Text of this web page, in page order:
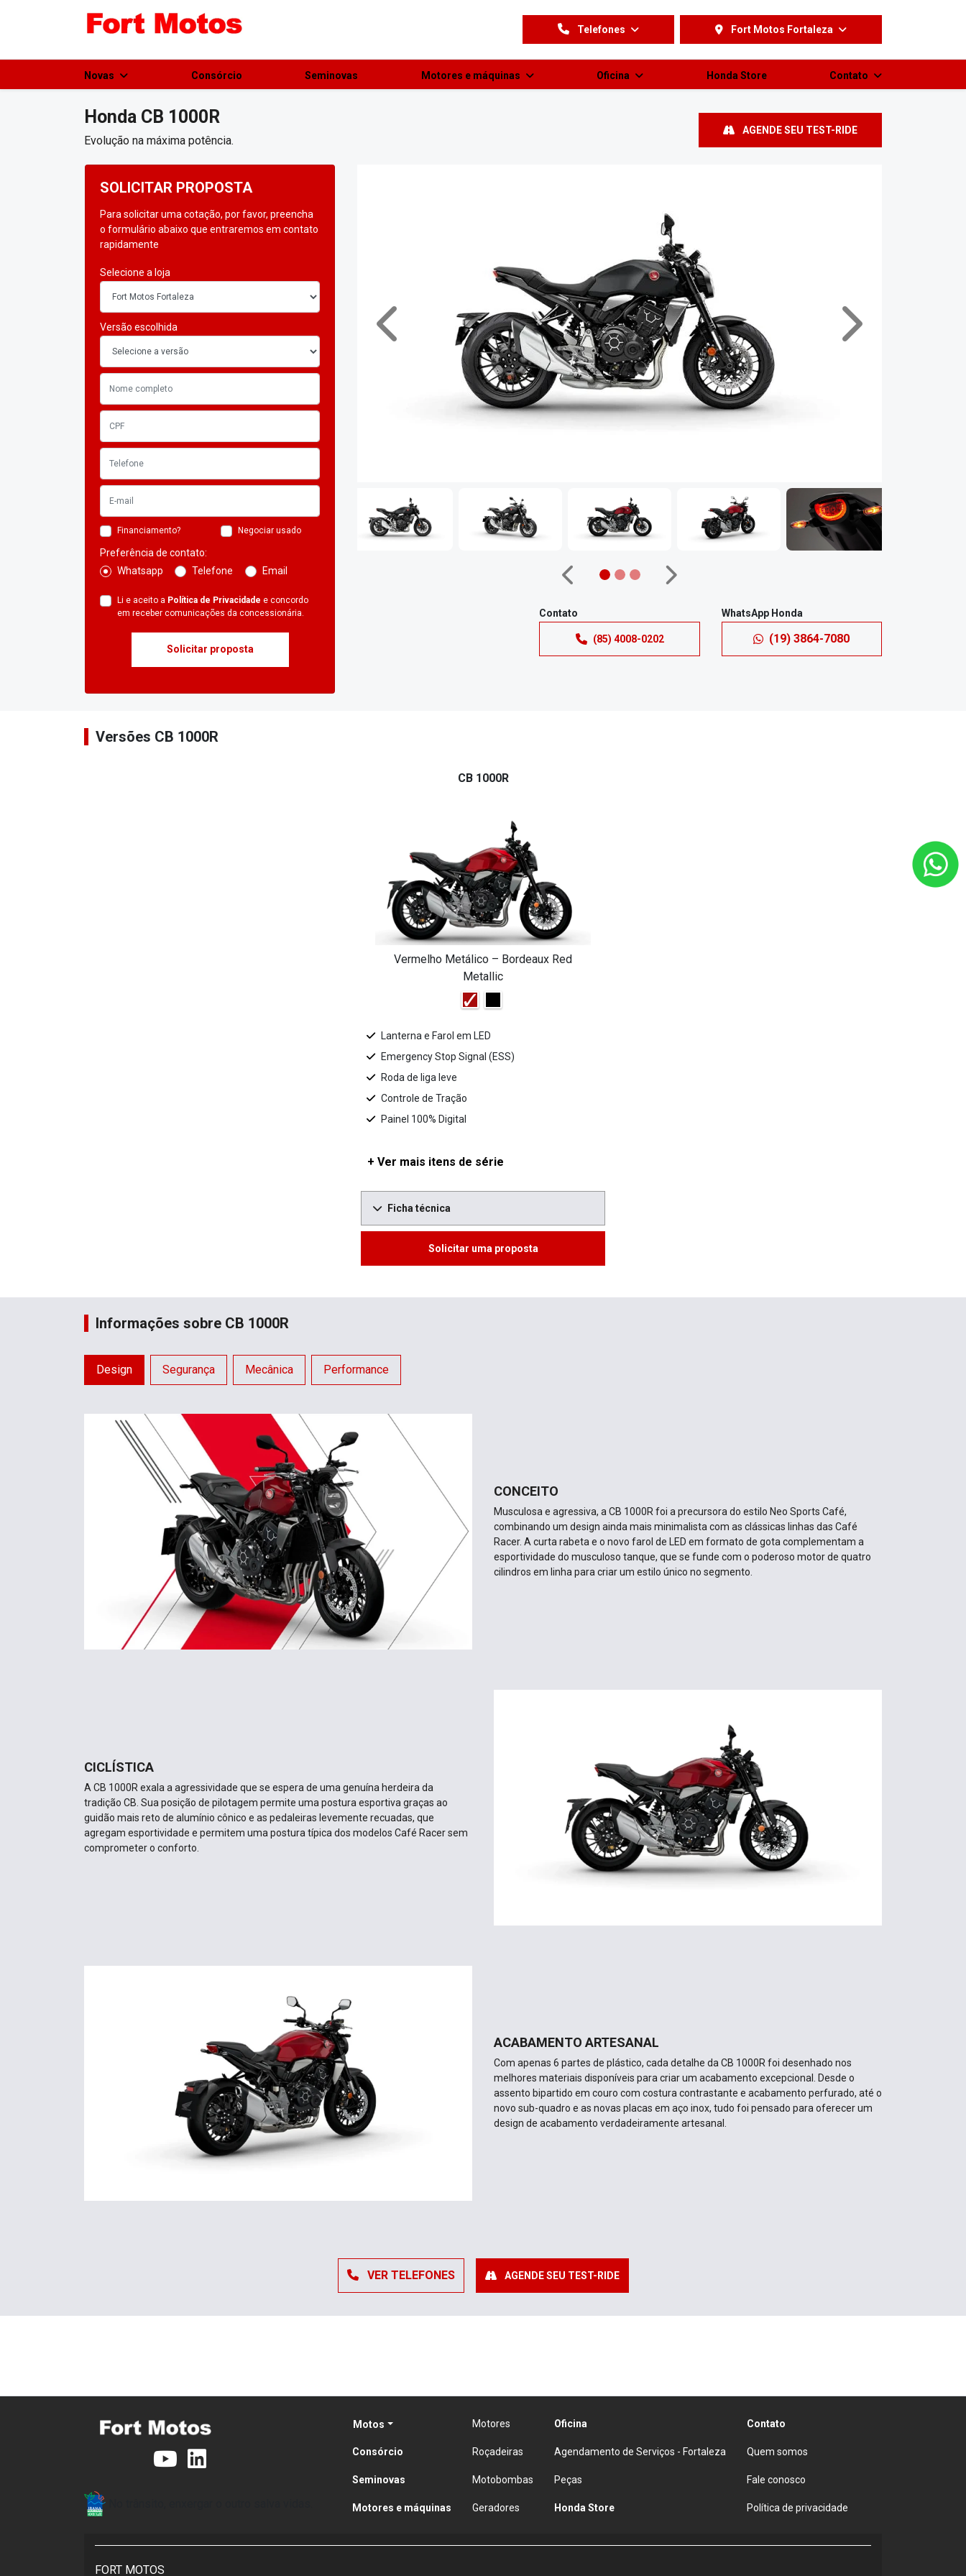
Telefones Fort Motos Fortaleza
Novas Consórcio Seminovas Motores e máquinas Oficina Honda Store Contato
Honda CB 1000R
Evolução na máxima potência.
AGENDE SEU TEST-RIDE
SOLICITAR PROPOSTA
Para solicitar uma cotação, por favor, preencha
o formulário abaixo que entraremos em contato
rapidamente
Selecione a loja
Versão escolhida
Financiamento? Negociar usado
Preferência de contato:
Whatsapp
Telefone Email
Li e aceito a Política de Privacidade e concordo
em receber comunicações da concessionária.
Solicitar proposta
Anterior Próximo
Anterior Próximo
Contato
(85) 4008-0202
WhatsApp Honda
(19) 3864-7080
Versões CB 1000R
CB 1000R
Vermelho Metálico – Bordeaux Red
Metallic
Lanterna e Farol em LED
Emergency Stop Signal (ESS)
Roda de liga leve
Controle de Tração
Painel 100% Digital
+ Ver mais itens de série
Ficha técnica
Solicitar uma proposta
Informações sobre CB 1000R
Design Segurança Mecânica Performance
CONCEITO
Musculosa e agressiva, a CB 1000R foi a precursora do estilo Neo Sports Café,
combinando um design ainda mais minimalista com as clássicas linhas das Café
Racer. A curta rabeta e o novo farol de LED em formato de gota complementam a
esportividade do musculoso tanque, que se funde com o poderoso motor de quatro
cilindros em linha para criar um estilo único no segmento.
CICLÍSTICA
A CB 1000R exala a agressividade que se espera de uma genuína herdeira da
tradição CB. Sua posição de pilotagem permite uma postura esportiva graças ao
guidão mais reto de alumínio cônico e as pedaleiras levemente recuadas, que
agregam esportividade e permitem uma postura típica dos modelos Café Racer sem
comprometer o conforto.
ACABAMENTO ARTESANAL
Com apenas 6 partes de plástico, cada detalhe da CB 1000R foi desenhado nos
melhores materiais disponíveis para criar um acabamento excepcional. Desde o
assento bipartido em couro com costura contrastante e acabamento perfurado, até o
novo sub-quadro e as novas placas em aço inox, tudo foi pensado para oferecer um
design de acabamento verdadeiramente artesanal.
VER TELEFONES AGENDE SEU TEST-RIDE
Motos
Consórcio
Seminovas
Motores e máquinas
Motores
Roçadeiras
Motobombas
Geradores
Oficina
Agendamento de Serviços - Fortaleza
Peças
Honda Store
Contato
Quem somos
Fale conosco
Política de privacidade
FORT MOTOS